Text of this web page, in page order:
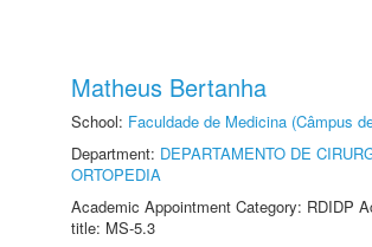
Matheus Bertanha
School: Faculdade de Medicina (Câmpus
Department: DEPARTAMENTO DE
ORTOPEDIA
Academic Appointment Category: RDIDP
title: MS-5.3